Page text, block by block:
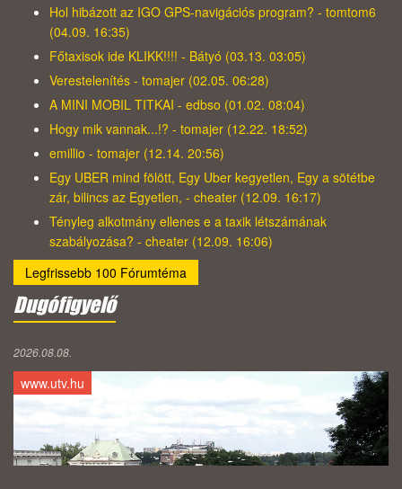
Hol hibázott az IGO GPS-navigációs program? - tomtom6
(04.09. 16:35)
Főtaxisok ide KLIKK!!!! - Bátyó (03.13. 03:05)
Verestelenítés - tomajer (02.05. 06:28)
A MINI MOBIL TITKAI - edbso (01.02. 08:04)
Hogy mik vannak...!? - tomajer (12.22. 18:52)
emillio - tomajer (12.14. 20:56)
Egy UBER mind fölött, Egy Uber kegyetlen, Egy a sötétbe
zár, bilincs az Egyetlen, - cheater (12.09. 16:17)
Tényleg alkotmány ellenes e a taxik létszámának
szabályozása? - cheater (12.09. 16:06)
Legfrissebb 100 Fórumtéma
Dugófigyelő
2026.08.08.
www.utv.hu